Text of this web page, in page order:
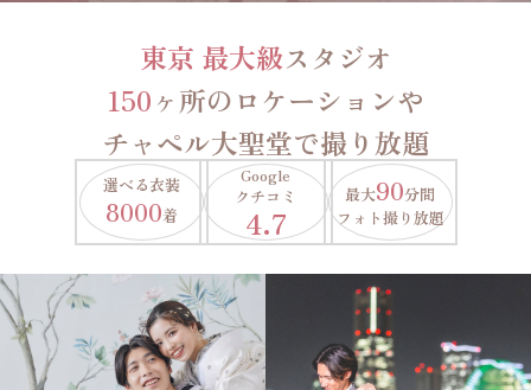
東京 最大級スタジオ
150ヶ所のロケーションや
チャペル大聖堂で撮り放題
選べる衣装
8000着
Google
クチコミ
4.7
最大90分間
フォト撮り放題